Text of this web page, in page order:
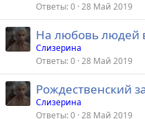
Ответы 0 28 Май 2019
На любовь людей
Слизерина
Ответы 0 28 Май 2019
Рождественский
Слизерина
Ответы 0 28 Май 2019